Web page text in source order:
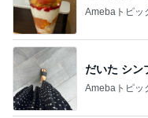
Amebaトピッ
だいた シン
Amebaトピッ